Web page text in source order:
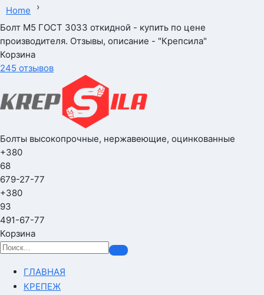
Home
›
Болт М5 ГОСТ 3033 откидной - купить по цене
производителя. Отзывы, описание - "Крепсила"
Корзина
245 отзывов
Болты высокопрочные, нержавеющие, оцинкованные
+380
68
679-27-77
+380
93
491-67-77
Корзина
ГЛАВНАЯ
КРЕПЕЖ